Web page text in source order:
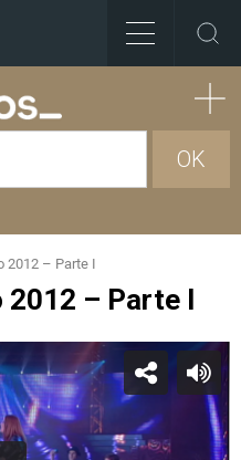
OK
2012 – Parte I
2012 – Parte I